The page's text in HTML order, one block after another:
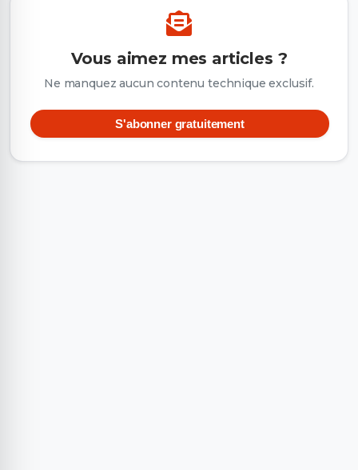
Vous aimez mes articles ?
Ne manquez aucun contenu technique exclusif.
S'abonner gratuitement